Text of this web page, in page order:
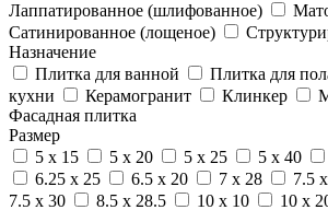
Лаппатированное (шлифованное)
Сатинированное (лощеное)
Назначение
Плитка для ванной
Плитка для
кухни
Керамогранит Клинкер
Фасадная плитка
Размер
5 x 15
5 x 20 5 x 25 5 x 40
6.25 x 25
6.5 x 20 7 x 28 7.5
7.5 x 30
8.5 x 28.5 10 x 10 10 x